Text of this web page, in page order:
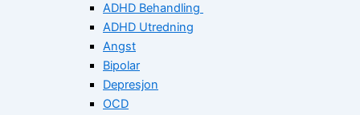
ADHD Behandling
ADHD Utredning
Angst
Bipolar
Depresjon
OCD